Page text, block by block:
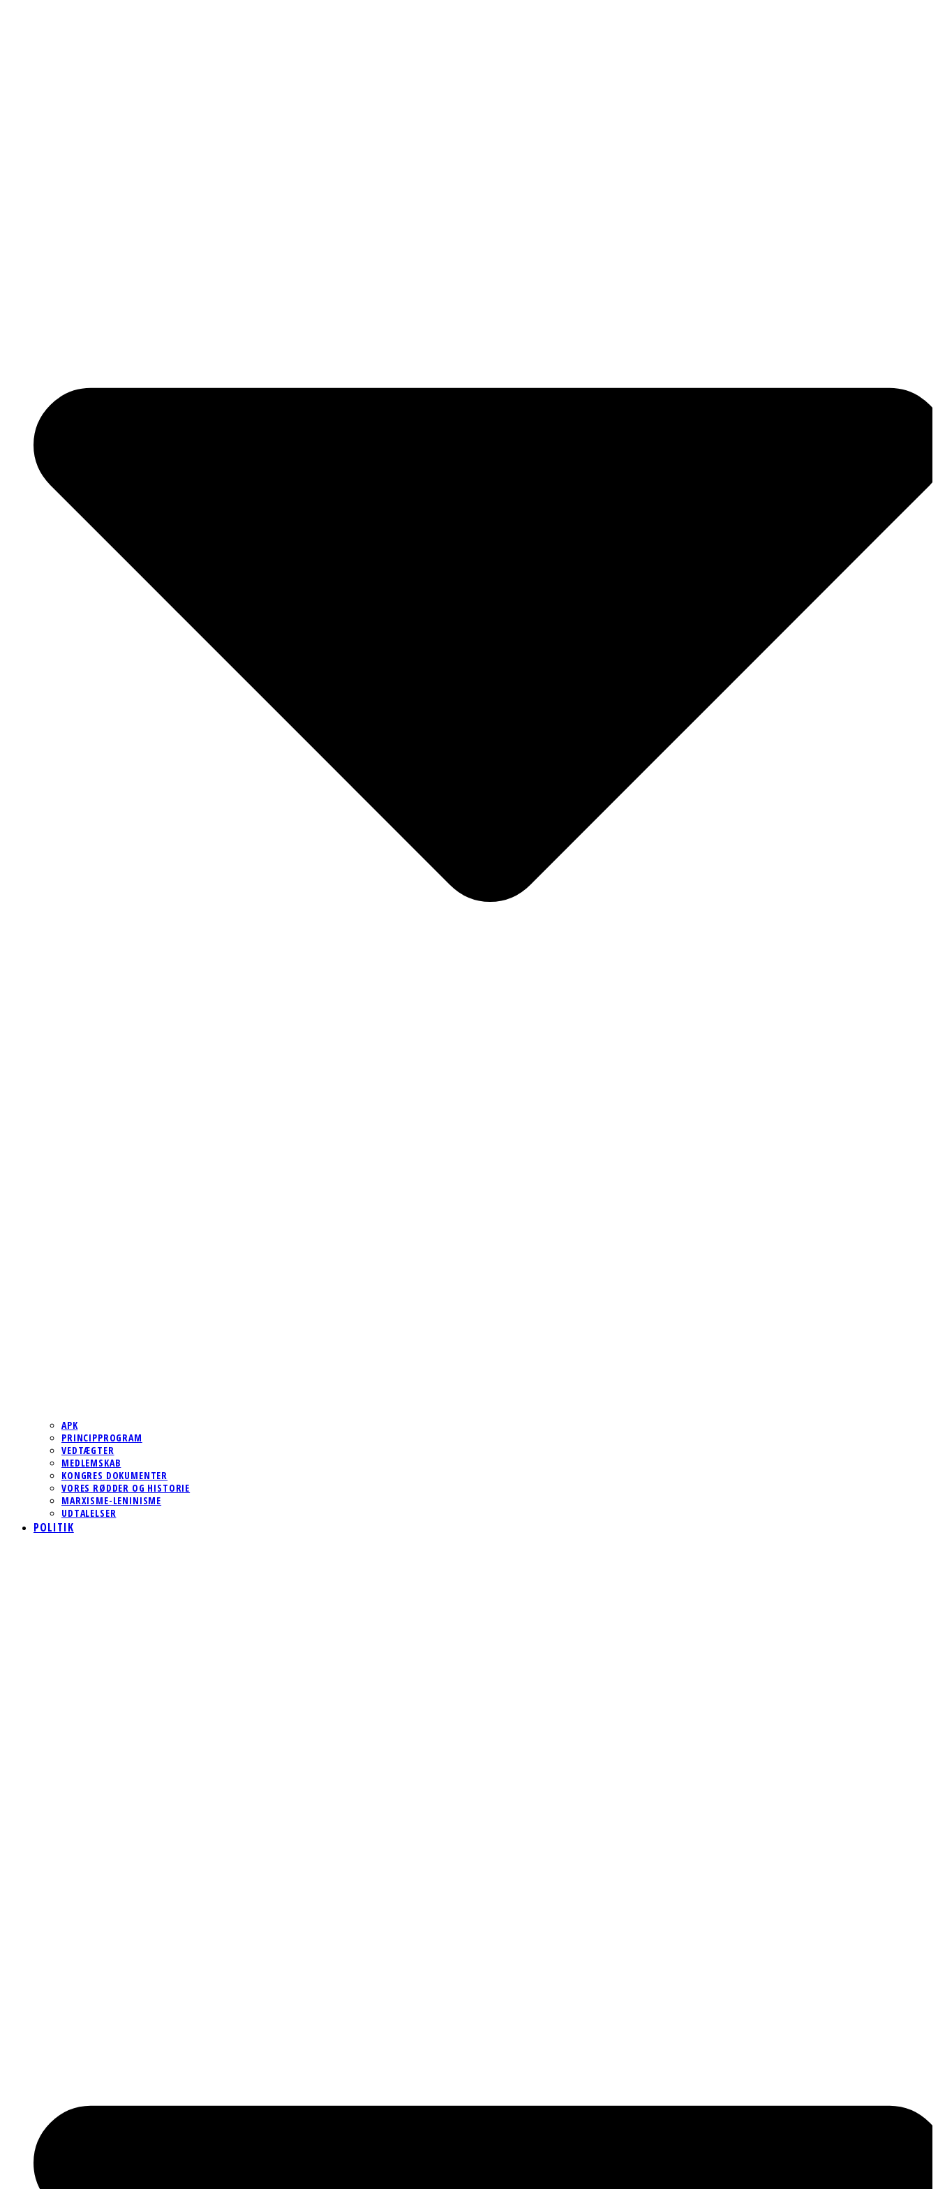
APK
PRINCIPPROGRAM
VEDTÆGTER
MEDLEMSKAB
KONGRES DOKUMENTER
VORES RØDDER OG HISTORIE
MARXISME-LENINISME
UDTALELSER
POLITIK